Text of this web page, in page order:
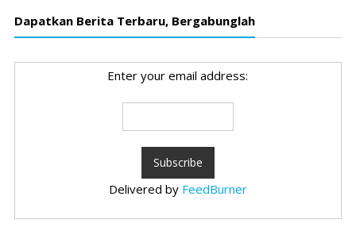
Dapatkan Berita Terbaru, Bergabunglah
Enter your email address:
Delivered by FeedBurner